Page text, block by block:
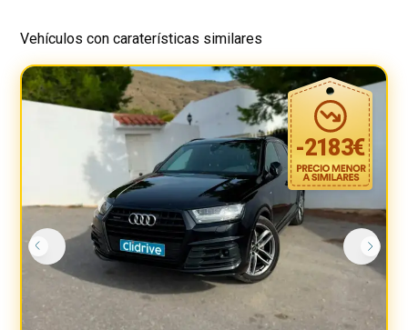
Clidrive
Vehículos con caraterísticas similares
-2183€